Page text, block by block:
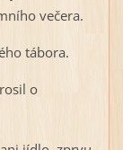
večera.
tábora.
o